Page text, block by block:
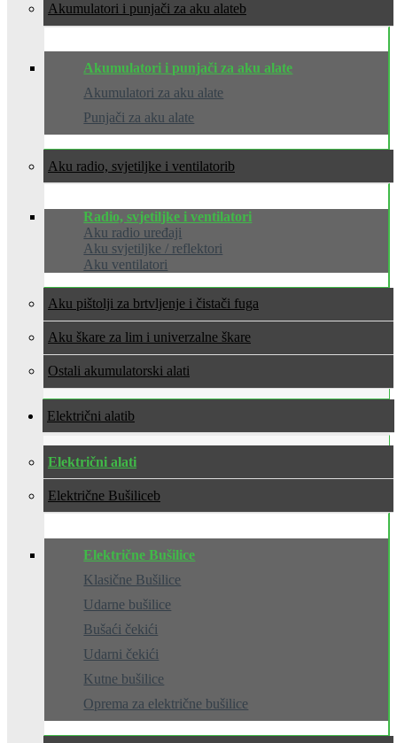
Akumulatori i punjači za aku alate
Akumulatori i punjači za aku alate
Akumulatori za aku alate
Punjači za aku alate
Aku radio, svjetiljke i ventilatori
Radio, svjetiljke i ventilatori
Aku radio uređaji
Aku svjetiljke / reflektori
Aku ventilatori
Aku pištolji za brtvljenje i čistači fuga
Aku škare za lim i univerzalne škare
Ostali akumulatorski alati
Električni alati
Električni alati
Električne Bušilice
Električne Bušilice
Klasične Bušilice
Udarne bušilice
Bušaći čekići
Udarni čekići
Kutne bušilice
Oprema za električne bušilice